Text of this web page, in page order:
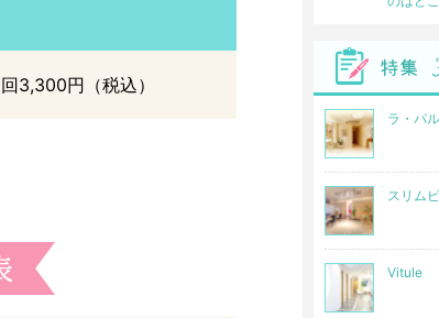
3,300円（税込）
ラ・パ
スリム
Vitule